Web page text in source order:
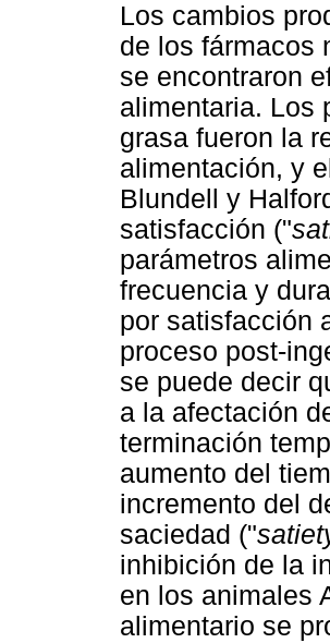
Los cambios
de los fármacos
se encontraron
alimentaria. Los
grasa fueron la
alimentación, y
Blundell y
satisfacción ("
parámetros
frecuencia y
por satisfacción
proceso post-
se puede decir
a la afectación
terminación
aumento del
incremento del
saciedad ("
inhibición de la
en los animales
alimentario se